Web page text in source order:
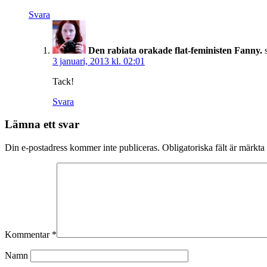
Svara
Den rabiata orakade flat-feministen Fanny.
3 januari, 2013 kl. 02:01
Tack!
Svara
Lämna ett svar
Din e-postadress kommer inte publiceras. Obligatoriska fält är märkta
Kommentar *
Namn